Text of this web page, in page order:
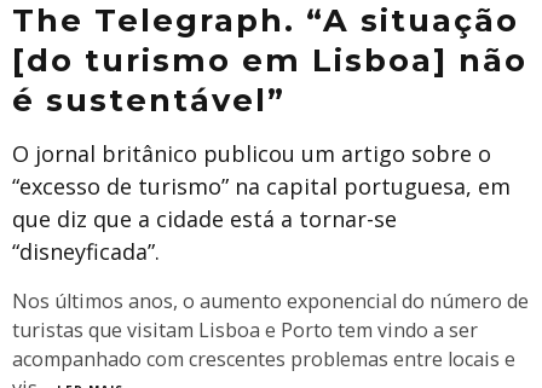
The Telegraph. “A situação
[do turismo em Lisboa] não
é sustentável”
O jornal britânico publicou um artigo sobre o
“excesso de turismo” na capital portuguesa, em
que diz que a cidade está a tornar-se
“disneyficada”.
Nos últimos anos, o aumento exponencial do número de
turistas que visitam Lisboa e Porto tem vindo a ser
acompanhado com crescentes problemas entre locais e